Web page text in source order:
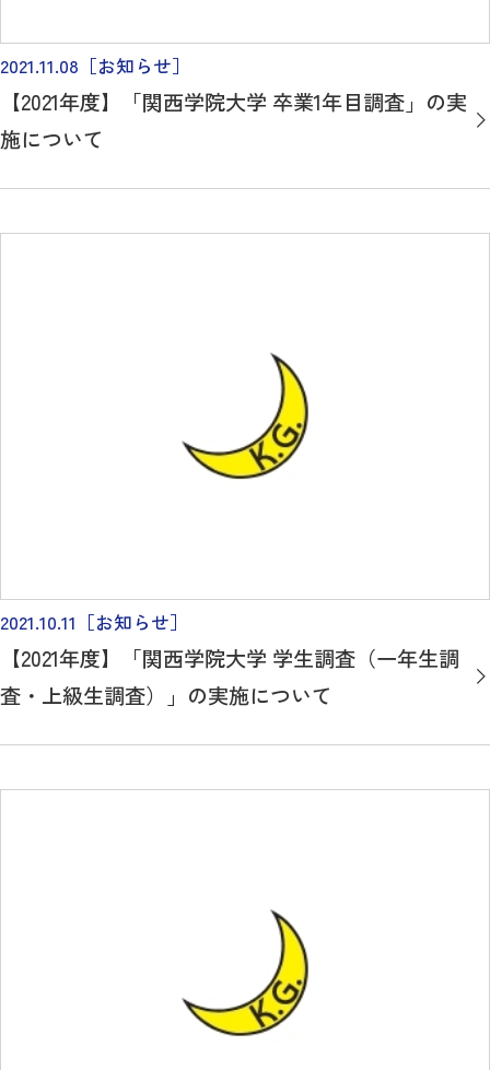
2021.11.08 ［お知らせ］
【2021年度】「関西学院大学 卒業1年目調査」の実
施について
2021.10.11 ［お知らせ］
【2021年度】「関西学院大学 学生調査（一年生調
査・上級生調査）」の実施について